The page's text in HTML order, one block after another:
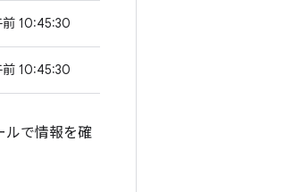
10:45:30
10:45:30
ルで情報を確